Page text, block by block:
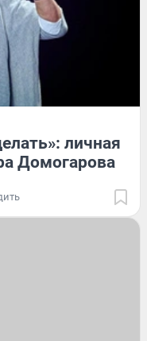
личная
Домогарова